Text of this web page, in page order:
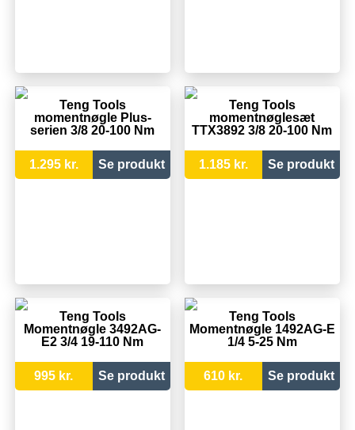
Teng Tools
momentnøgle Plus-
serien 3/8 20-100 Nm
1.295 kr. Se produkt
Teng Tools
momentnøglesæt
TTX3892 3/8 20-100 Nm
1.185 kr. Se produkt
Teng Tools
Momentnøgle 3492AG-
E2 3/4 19-110 Nm
995 kr. Se produkt
Teng Tools
Momentnøgle 1492AG-E
1/4 5-25 Nm
610 kr. Se produkt